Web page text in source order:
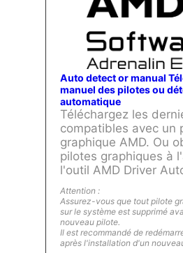
Auto detect or manual
manuel des pilotes ou
automatique
Téléchargez les
compatibles avec un
graphique AMD. Ou
pilotes graphiques à
l'outil AMD Driver
Attention :
Assurez-vous que tout pilote
sur le système est supprimé
nouveau pilote.
Il est recommandé de
après l'installation d'un